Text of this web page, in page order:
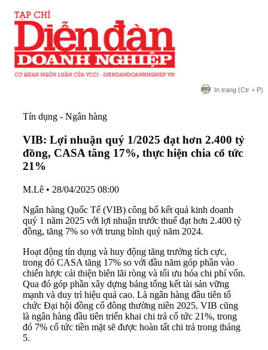
In trang (Ctr + P)
Tín dụng - Ngân hàng
VIB: Lợi nhuận quý 1/2025 đạt hơn 2.400 tỷ
đồng, CASA tăng 17%, thực hiện chia cổ tức
21%
M.Lê • 28/04/2025 08:00
Ngân hàng Quốc Tế (VIB) công bố kết quả kinh doanh
quý 1 năm 2025 với lợi nhuận trước thuế đạt hơn 2.400 tỷ
đồng, tăng 7% so với trung bình quý năm 2024.
Hoạt động tín dụng và huy động tăng trưởng tích cực,
trong đó CASA tăng 17% so với đầu năm góp phần vào
chiến lược cải thiện biên lãi ròng và tối ưu hóa chi phí vốn.
Qua đó góp phần xây dựng bảng tổng kết tài sản vững
mạnh và duy trì hiệu quả cao. Là ngân hàng đầu tiên tổ
chức Đại hội đồng cổ đông thường niên 2025, VIB cũng
là ngân hàng đầu tiên triển khai chi trả cổ tức 21%, trong
đó 7% cổ tức tiền mặt sẽ được hoàn tất chi trả trong tháng
5.